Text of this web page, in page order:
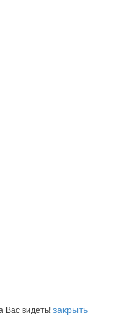
Вас видеть!закрыть